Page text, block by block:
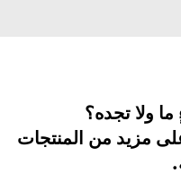
ولا تجده؟
مزيد من المنتجات